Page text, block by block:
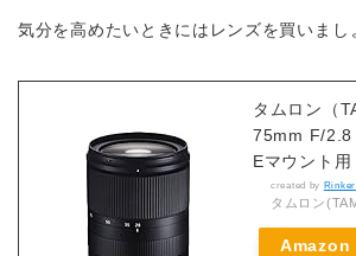
気分を高めたいときにはレンズを買いまし
タムロン（
75mm F/2.8
Eマウント用
created by Rinker
タムロン
Amazon